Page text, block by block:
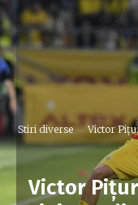
Stiri diverse Victor
Victor